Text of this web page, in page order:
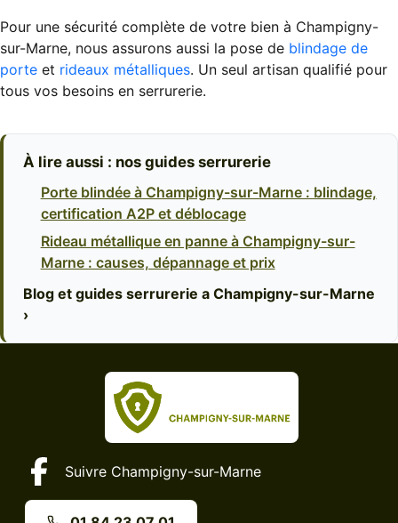
Pour une sécurité complète de votre bien à Champigny-
sur-Marne, nous assurons aussi la pose de blindage de
porte et rideaux métalliques. Un seul artisan qualifié pour
tous vos besoins en serrurerie.
À lire aussi : nos guides serrurerie
Porte blindée à Champigny-sur-Marne : blindage,
certification A2P et déblocage
Rideau métallique en panne à Champigny-sur-
Marne : causes, dépannage et prix
Blog et guides serrurerie a Champigny-sur-Marne
›
Suivre Champigny-sur-Marne